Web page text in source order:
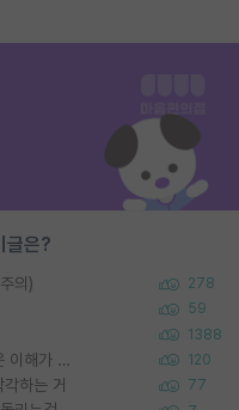
글은?
의) 278
59
1388
대학원생들 교수에게 가스라이팅 당한 것은 이해가 갑니다. 안타깝네요. 120
하는 거 77